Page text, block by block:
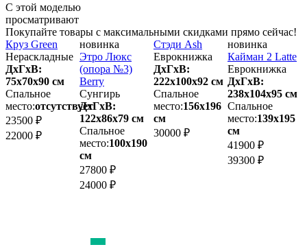
С этой моделью
просматривают
Покупайте товары с максимальными скидками прямо сейчас!
Круз Green
Нераскладные
ДхГхВ:
75х70x90 см
Спальное
место:отсутствует
23500 ₽
22000 ₽
новинка
Этро Люкс
(опора №3)
Berry
Сунгирь
ДхГхВ:
122х86x79 см
Спальное
место:100х190
см
27800 ₽
24000 ₽
Стэди Ash
Еврокнижка
ДхГхВ:
222х100x92 см
Спальное
место:156х196
см
30000 ₽
новинка
Кайман 2 Latte
Еврокнижка
ДхГхВ:
238х104x95 см
Спальное
место:139х195
см
41900 ₽
39300 ₽